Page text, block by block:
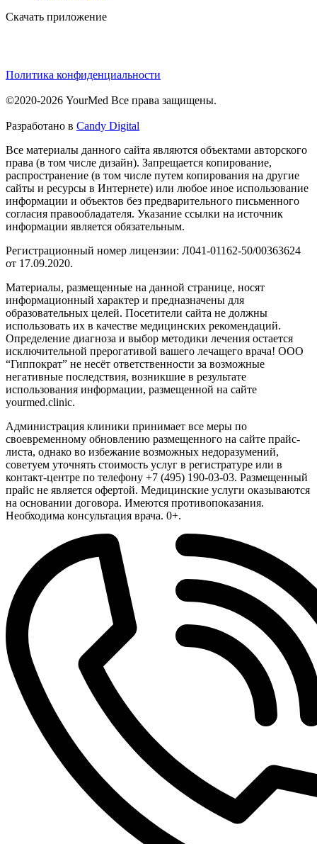
Скачать приложение
Политика конфиденциальности
©2020-2026 YourMed Все права защищены.
Разработано в Candy Digital
Все материалы данного сайта являются объектами авторского
права (в том числе дизайн). Запрещается копирование,
распространение (в том числе путем копирования на другие
сайты и ресурсы в Интернете) или любое иное использование
информации и объектов без предварительного письменного
согласия правообладателя. Указание ссылки на источник
информации является обязательным.
Регистрационный номер лицензии: Л041-01162-50/00363624
от 17.09.2020.
Материалы, размещенные на данной странице, носят
информационный характер и предназначены для
образовательных целей. Посетители сайта не должны
использовать их в качестве медицинских рекомендаций.
Определение диагноза и выбор методики лечения остается
исключительной прерогативой вашего лечащего врача! ООО
“Гиппократ” не несёт ответственности за возможные
негативные последствия, возникшие в результате
использования информации, размещенной на сайте
yourmed.clinic.
Администрация клиники принимает все меры по
своевременному обновлению размещенного на сайте прайс-
листа, однако во избежание возможных недоразумений,
советуем уточнять стоимость услуг в регистратуре или в
контакт-центре по телефону +7 (495) 190-03-03. Размещенный
прайс не является офертой. Медицинские услуги оказываются
на основании договора. Имеются противопоказания.
Необходима консультация врача. 0+.